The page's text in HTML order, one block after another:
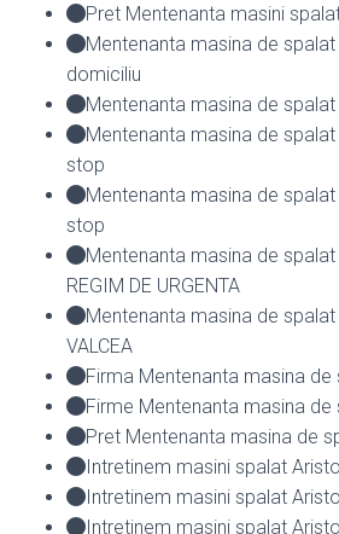
Pret Mentenanta masini
Mentenanta masina de spalat
domiciliu
Mentenanta masina de spalat
Mentenanta masina de spalat
stop
Mentenanta masina de spalat
stop
Mentenanta masina de spalat
REGIM DE URGENTA
Mentenanta masina de
VALCEA
Firma Mentenanta masina de
Firme Mentenanta masina de
Pret Mentenanta masina de
Intretinem masini spalat
Intretinem masini spalat
Intretinem masini spalat